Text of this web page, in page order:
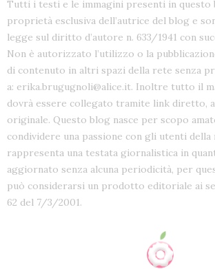
Tutti i testi e le immagini presenti in questo
proprietà esclusiva dell’autrice del blog e
legge sul diritto d’autore n. 633/1941 con
Non è autorizzato l’utilizzo o la
di contenuto in altri spazi della rete senza
a: erika.brugugnoli@alice.it. Inoltre tutto il
dovrà essere collegato tramite link diretto,
originale. Questo blog nasce per scopo
condividere una passione con gli utenti
rappresenta una testata giornalistica in
aggiornato senza alcuna periodicità, per
può considerarsi un prodotto editoriale ai
62 del 7/3/2001.